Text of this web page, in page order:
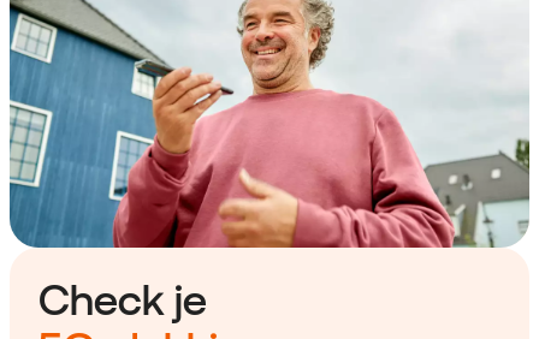
Check je